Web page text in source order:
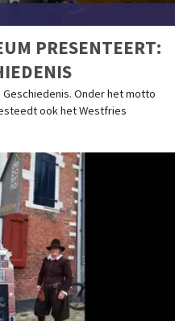
PRESENTEERT:
Geschiedenis. Onder het motto
ook het Westfries